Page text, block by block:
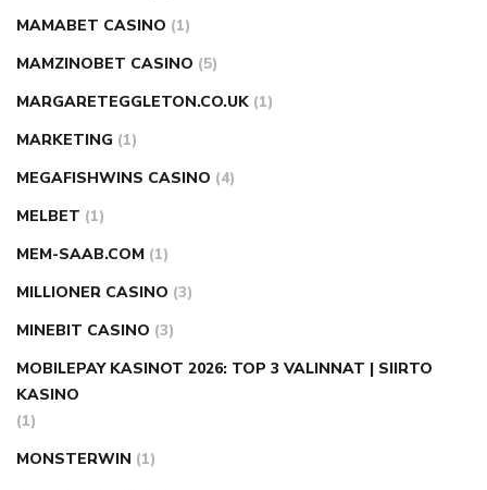
MAMABET CASINO (1)
MAMZINOBET CASINO (5)
MARGARETEGGLETON.CO.UK (1)
MARKETING (1)
MEGAFISHWINS CASINO (4)
MELBET (1)
MEM-SAAB.COM (1)
MILLIONER CASINO (3)
MINEBIT CASINO (3)
MOBILEPAY KASINOT 2026: TOP 3 VALINNAT | SIIRTO
KASINO
(1)
MONSTERWIN (1)